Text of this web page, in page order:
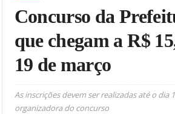
Concurso da
que chegam a R$
19 de março
As inscrições devem ser realizadas até o
organizadora do concurso